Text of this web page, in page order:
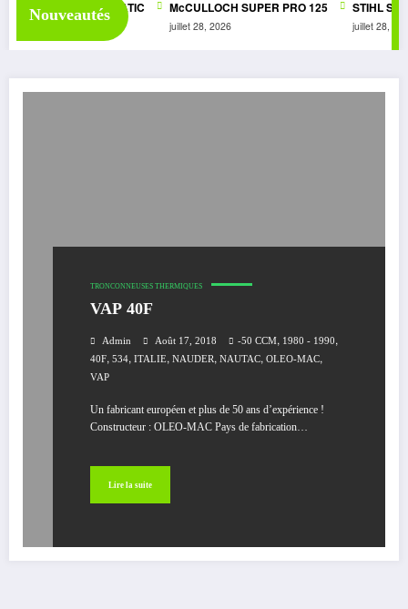
Nouveautés
SUPER 1050 AUTOMATIC McCULLOCH SUPER PRO 125
juillet 28, 2026
STIHL
juillet 28,
TRONCONNEUSES THERMIQUES
VAP 40F
Admin Août 17, 2018 -50 CCM, 1980 - 1990,
40F, 534, ITALIE, NAUDER, NAUTAC, OLEO-MAC,
VAP
Un fabricant européen et plus de 50 ans d’expérience !
Constructeur : OLEO-MAC Pays de fabrication…
Lire la suite